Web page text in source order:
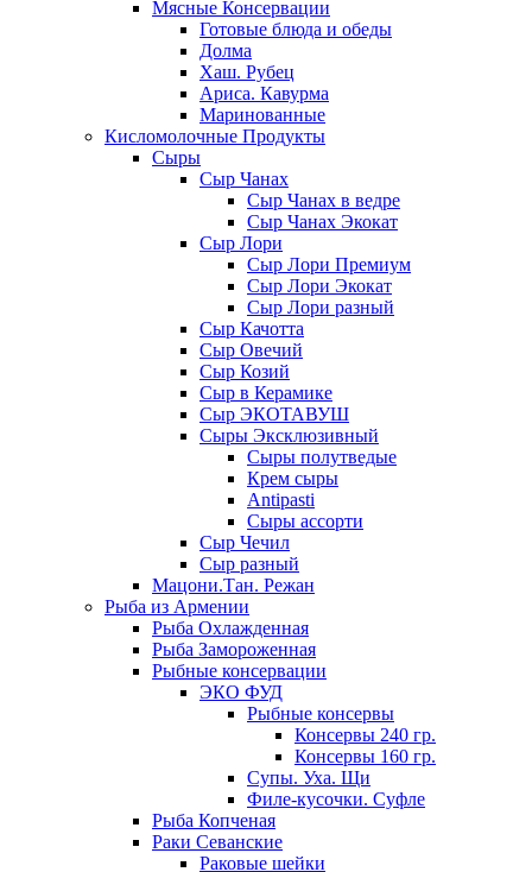
Мясные Консервации
Готовые блюда и обеды
Долма
Хаш. Рубец
Ариса. Кавурма
Маринованные
Кисломолочные Продукты
Сыры
Сыр Чанах
Сыр Чанах в ведре
Сыр Чанах Экокат
Сыр Лори
Сыр Лори Премиум
Сыр Лори Экокат
Сыр Лори разный
Сыр Качотта
Сыр Овечий
Сыр Козий
Сыр в Керамике
Сыр ЭКОТАВУШ
Сыры Эксклюзивный
Сыры полутведые
Крем сыры
Antipasti
Сыры ассорти
Сыр Чечил
Сыр разный
Мацони.Тан. Режан
Рыба из Армении
Рыба Охлажденная
Рыба Замороженная
Рыбные консервации
ЭКО ФУД
Рыбные консервы
Консервы 240 гр.
Консервы 160 гр.
Супы. Уха. Щи
Филе-кусочки. Суфле
Рыба Копченая
Раки Севанские
Раковые шейки